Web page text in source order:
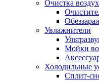
Очистка
Увлажнители
Мойки
Холодильные
Сплит-